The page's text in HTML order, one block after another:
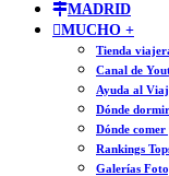
MADRID
MUCHO +
Tienda
Canal de
Ayuda al
Dónde
Dónde
Rankings
Galerías